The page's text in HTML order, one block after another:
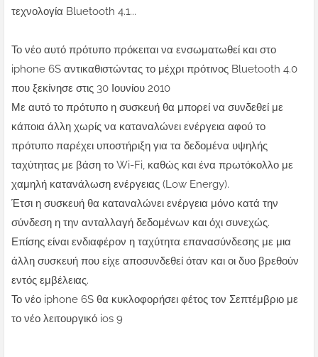
τεχνολογία Bluetooth 4.1...
Το νέο αυτό πρότυπο πρόκειται να ενσωματωθεί και στο
iphone 6S αντικαθιστώντας το μέχρι πρότινος Bluetooth 4.0
που ξεκίνησε στις 30 Ιουνίου 2010
Με αυτό το πρότυπο η συσκευή θα μπορεί να συνδεθεί με
κάποια άλλη χωρίς να καταναλώνει ενέργεια αφού το
πρότυπο παρέχει υποστήριξη για τα δεδομένα υψηλής
ταχύτητας με βάση το Wi-Fi, καθώς και ένα πρωτόκολλο με
χαμηλή κατανάλωση ενέργειας (Low Energy).
Έτσι η συσκευή θα καταναλώνει ενέργεια μόνο κατά την
σύνδεση η την ανταλλαγή δεδομένων και όχι συνεχώς.
Επίσης είναι ενδιαφέρον η ταχύτητα επανασύνδεσης με μια
άλλη συσκευή που είχε αποσυνδεθεί όταν και οι δυο βρεθούν
εντός εμβέλειας.
Το νέο iphone 6S θα κυκλοφορήσει φέτος τον Σεπτέμβριο με
το νέο λειτουργικό ios 9